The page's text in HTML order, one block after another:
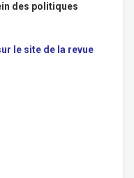
des politiques
le site de la revue